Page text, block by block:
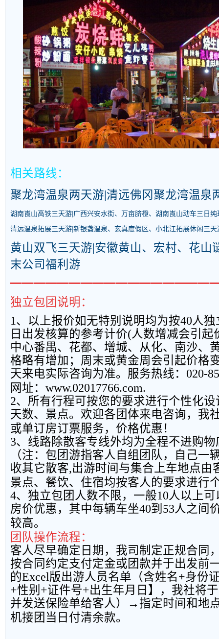
相关路线：
聚龙湾温泉两天游|清远佛冈 聚龙湾温泉
湖南崀山高铁三天游|广西兴安水街、万亩脐橙、湖南崀山动车三日纯
清远温泉拓展三天游|新银盏温泉、玄真度假区、小北江拓展休闲三天
黄山双飞三天游|安徽黄山、宏村、花山
末公司福利游
独立包团说明：
1、以上报价如无特别说明均为按40人独
日出发核算的参考计价(人数增减会引起
中心番禺、花都、增城、从化、南沙、
格略有增加；周末或黄金周会引起价格
天来电实际咨询为准。服务热线： 020-
网址： www.02017766.com.
2、所有行程可按您的要求进行个性化
天数、景点。欢迎各团体来电咨询，我
或单订房订票服务，价格优惠！
3、线路除散客专线外均为全程不进购
（注：包团游指客人自组团队，自己一
收其它散客,出游时间与集合上车地点由
景点、餐饮、住宿均按客人的要求进行
4、独立包团人数不限，一般10人以上
房价优惠，其中每辆车坐40到 53人之间
较高。
团队操作流程：
客人尽早确定日期，我司制定正规合同
按合同约定支付定金或团款并于出发前
的Excel版出游人员名单（含姓名+身份
+性别 +证件号+出生年月日】，我社将
并发送保险单给客人）→指定时间和地
机接团当日付清余款。